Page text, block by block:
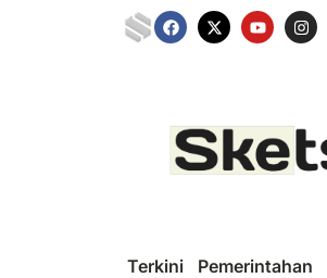
Terkini Pemerintahan